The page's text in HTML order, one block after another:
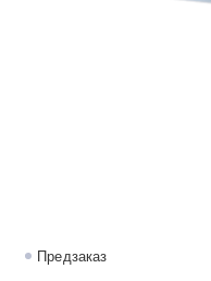
Предзаказ